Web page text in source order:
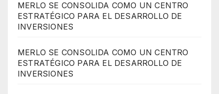
MERLO SE CONSOLIDA COMO UN CENTRO
ESTRATÉGICO PARA EL DESARROLLO DE
INVERSIONES
MERLO SE CONSOLIDA COMO UN CENTRO
ESTRATÉGICO PARA EL DESARROLLO DE
INVERSIONES